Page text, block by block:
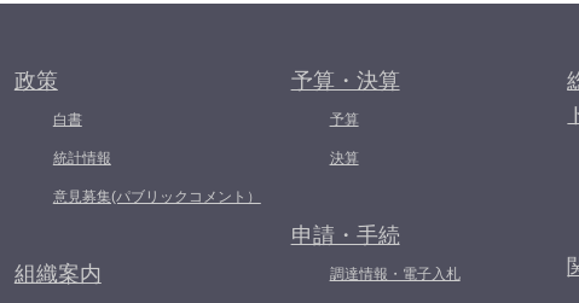
政策
白書
統計情報
意見募集(パブリックコメント）
組織案内
予算・決算
予算
決算
申請・手続
調達情報・電子入札